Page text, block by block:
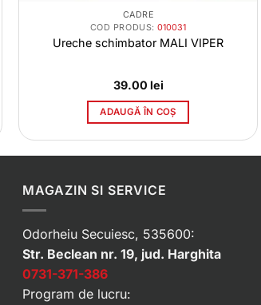
CADRE
COD PRODUS:010031
Ureche schimbator MALI VIPER
39.00 lei
ADAUGĂ ÎN COȘ
MAGAZIN SI SERVICE
Odorheiu Secuiesc, 535600:
Str. Beclean nr. 19, jud. Harghita
0731-371-386
Program de lucru: